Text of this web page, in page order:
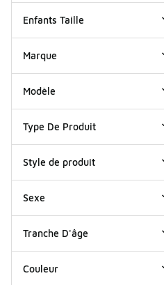
Enfants Taille
Marque
Modèle
Type De Produit
Style de produit
Sexe
Tranche D'âge
Couleur